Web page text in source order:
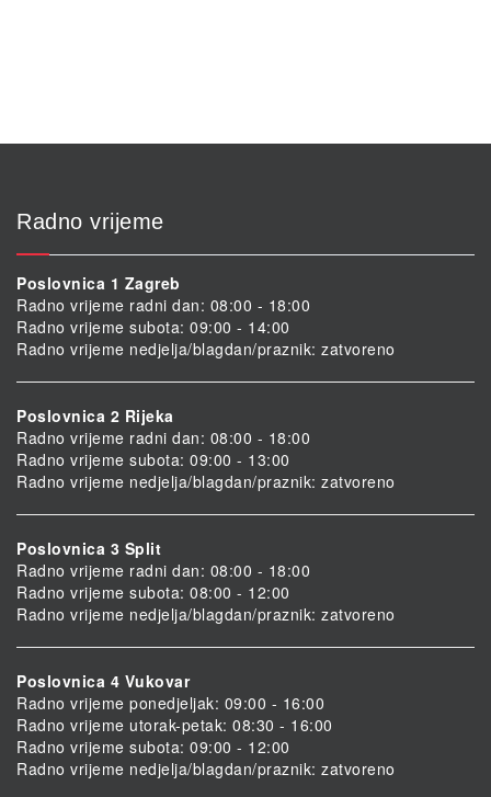
Radno vrijeme
Poslovnica 1 Zagreb
Radno vrijeme radni dan: 08:00 - 18:00
Radno vrijeme subota: 09:00 - 14:00
Radno vrijeme nedjelja/blagdan/praznik: zatvoreno
Poslovnica 2 Rijeka
Radno vrijeme radni dan: 08:00 - 18:00
Radno vrijeme subota: 09:00 - 13:00
Radno vrijeme nedjelja/blagdan/praznik: zatvoreno
Poslovnica 3 Split
Radno vrijeme radni dan: 08:00 - 18:00
Radno vrijeme subota: 08:00 - 12:00
Radno vrijeme nedjelja/blagdan/praznik: zatvoreno
Poslovnica 4 Vukovar
Radno vrijeme ponedjeljak: 09:00 - 16:00
Radno vrijeme utorak-petak: 08:30 - 16:00
Radno vrijeme subota: 09:00 - 12:00
Radno vrijeme nedjelja/blagdan/praznik: zatvoreno